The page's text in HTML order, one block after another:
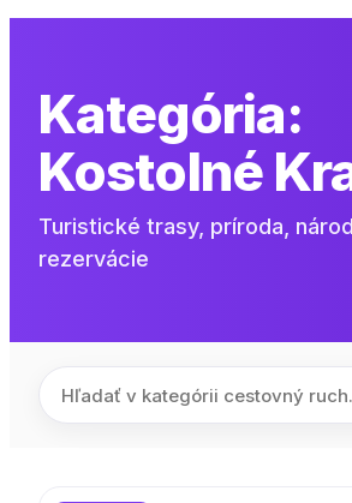
Kategória:
Kostolné
Turistické trasy, príroda,
rezervácie